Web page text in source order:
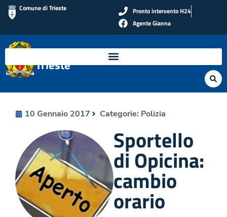
Comune di Trieste
Pronto intervento H24
Agente Gianna
Polizia Locale di
Trieste
10 Gennaio 2017 Categorie: Polizia
Sportello
di Opicina:
cambio
orario